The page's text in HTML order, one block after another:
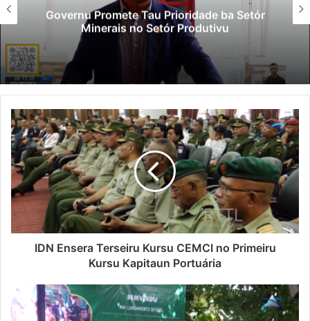
Lei Siberseguransa Ajuda Autoridade
Polisiál Kaptura Autór Kriminozu ho
Paradeiru Iha Estranjeiru
IDN Ensera Terseiru Kursu CEMCI no Primeiru
Kursu Kapitaun Portuária